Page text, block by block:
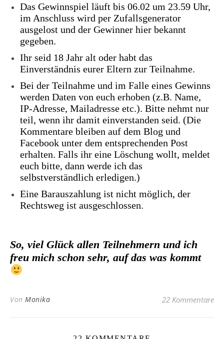
Das Gewinnspiel läuft bis 06.02 um 23.59 Uhr,
im Anschluss wird per Zufallsgenerator
ausgelost und der Gewinner hier bekannt
gegeben.
Ihr seid 18 Jahr alt oder habt das
Einverständnis eurer Eltern zur Teilnahme.
Bei der Teilnahme und im Falle eines Gewinns
werden Daten von euch erhoben (z.B. Name,
IP-Adresse, Mailadresse etc.). Bitte nehmt nur
teil, wenn ihr damit einverstanden seid. (Die
Kommentare bleiben auf dem Blog und
Facebook unter dem entsprechenden Post
erhalten. Falls ihr eine Löschung wollt, meldet
euch bitte, dann werde ich das
selbstverständlich erledigen.)
Eine Barauszahlung ist nicht möglich, der
Rechtsweg ist ausgeschlossen.
So, viel Glück allen Teilnehmern und ich
freu mich schon sehr, auf das was kommt
Von Monika 22 Kommentare